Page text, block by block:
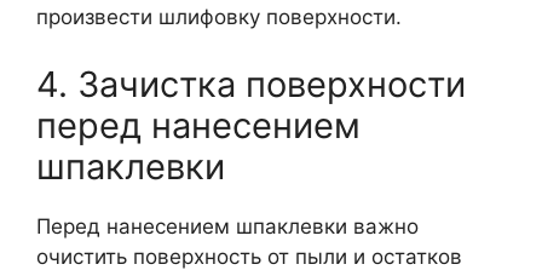
произвести шлифовку поверхности.
4. Зачистка поверхности
перед нанесением
шпаклевки
Перед нанесением шпаклевки важно
очистить поверхность от пыли и остатков